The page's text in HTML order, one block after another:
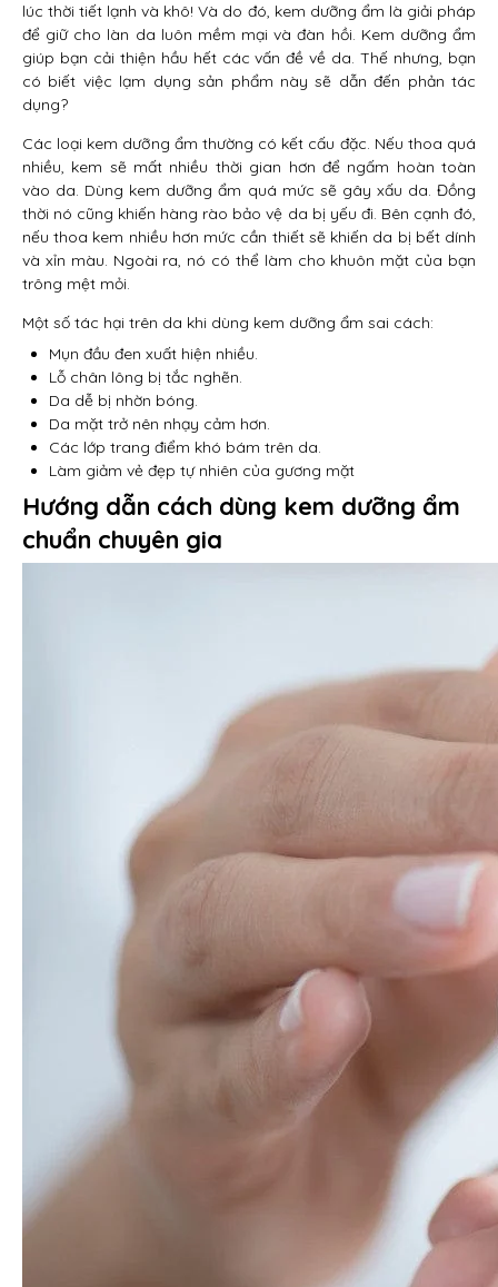
lúc thời tiết lạnh và khô! Và do đó, kem dưỡng ẩm là giải pháp
để giữ cho làn da luôn mềm mại và đàn hồi. Kem dưỡng ẩm
giúp bạn cải thiện hầu hết các vấn đề về da. Thế nhưng, bạn
có biết việc lạm dụng sản phẩm này sẽ dẫn đến phản tác
dụng?
Các loại kem dưỡng ẩm thường có kết cấu đặc. Nếu thoa quá
nhiều, kem sẽ mất nhiều thời gian hơn để ngấm hoàn toàn
vào da. Dùng kem dưỡng ẩm quá mức sẽ gây xấu da. Đồng
thời nó cũng khiến hàng rào bảo vệ da bị yếu đi. Bên cạnh đó,
nếu thoa kem nhiều hơn mức cần thiết sẽ khiến da bị bết dính
và xỉn màu. Ngoài ra, nó có thể làm cho khuôn mặt của bạn
trông mệt mỏi.
Một số tác hại trên da khi dùng kem dưỡng ẩm sai cách:
Mụn đầu đen xuất hiện nhiều.
Lỗ chân lông bị tắc nghẽn.
Da dễ bị nhờn bóng.
Da mặt trở nên nhạy cảm hơn.
Các lớp trang điểm khó bám trên da.
Làm giảm vẻ đẹp tự nhiên của gương mặt
Hướng dẫn cách dùng kem dưỡng ẩm
chuẩn chuyên gia